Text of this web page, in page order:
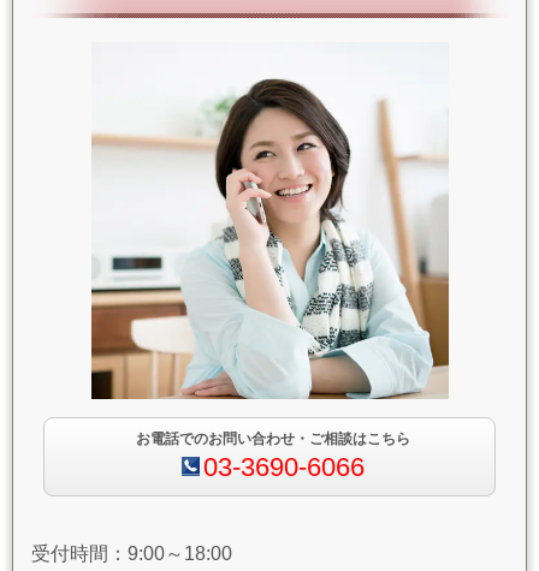
お電話でのお問い合わせ・ご相談はこちら
03-3690-6066
受付時間：9:00～18:00